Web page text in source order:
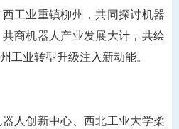
工业重镇柳州，共同探讨机器
商机器人产业发展大计，共绘
工业转型升级注入新动能。
人创新中心、西北工业大学柔